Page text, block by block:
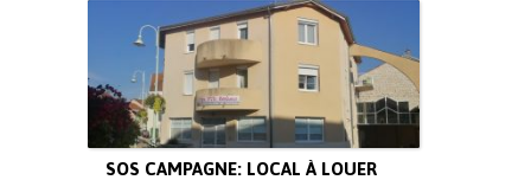
SOS CAMPAGNE: LOCAL À LOUER